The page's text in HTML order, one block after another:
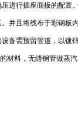
进行插座面板的配置
并且将线布于彩钢板
备需预留管道，以镀
材料，无缝钢管做蒸